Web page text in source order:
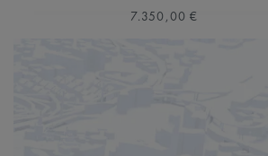
7.350,00 €